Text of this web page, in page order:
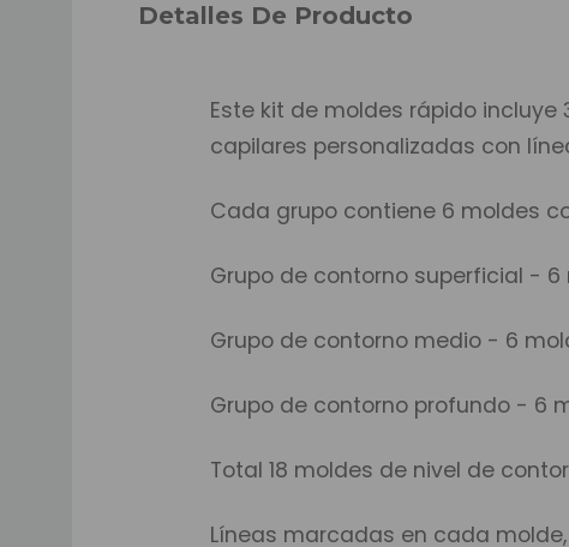
Detalles De Producto
Este kit de moldes rápido
capilares personalizadas con
Cada grupo contiene 6 moldes
Grupo de contorno superficial -
Grupo de contorno medio - 6
Grupo de contorno profundo - 6
Total 18 moldes de nivel de
Líneas marcadas en cada molde,